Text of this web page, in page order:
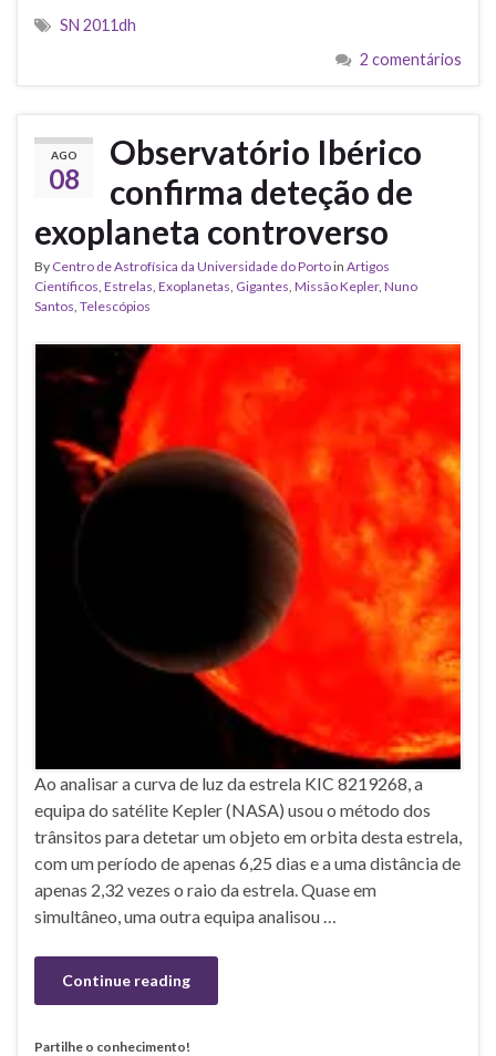
SN 2011dh
2 comentários
AGO
08
Observatório Ibérico
confirma deteção de
exoplaneta controverso
By Centro de Astrofísica da Universidade do Portoin Artigos
Científicos, Estrelas, Exoplanetas, Gigantes, Missão Kepler, Nuno
Santos, Telescópios
Ao analisar a curva de luz da estrela KIC 8219268, a
equipa do satélite Kepler (NASA) usou o método dos
trânsitos para detetar um objeto em orbita desta estrela,
com um período de apenas 6,25 dias e a uma distância de
apenas 2,32 vezes o raio da estrela. Quase em
simultâneo, uma outra equipa analisou …
Continue reading
Partilhe o conhecimento!